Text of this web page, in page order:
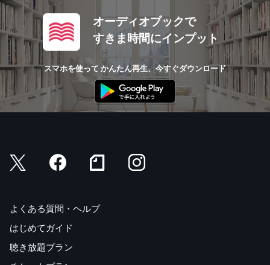
オーディオブックで
すきま時間にインプット
スマホを使って かんたん再生、今すぐダウンロード
よくある質問・ヘルプ
はじめてガイド
聴き放題プラン